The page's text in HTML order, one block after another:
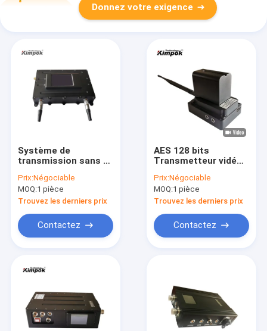
Donnez votre exigence
Système de
transmission sans fil
à longue distance de
40 km SHG 52dBc 1/2
Prix:Négociable
MOQ:1 pièce
Trouvez les derniers prix
Contactez
AES 128 bits
Transmetteur vidéo
avec cryptage AES et
intervalle de
protection 1/32
Prix:Négociable
MOQ:1 pièce
Trouvez les derniers prix
Contactez